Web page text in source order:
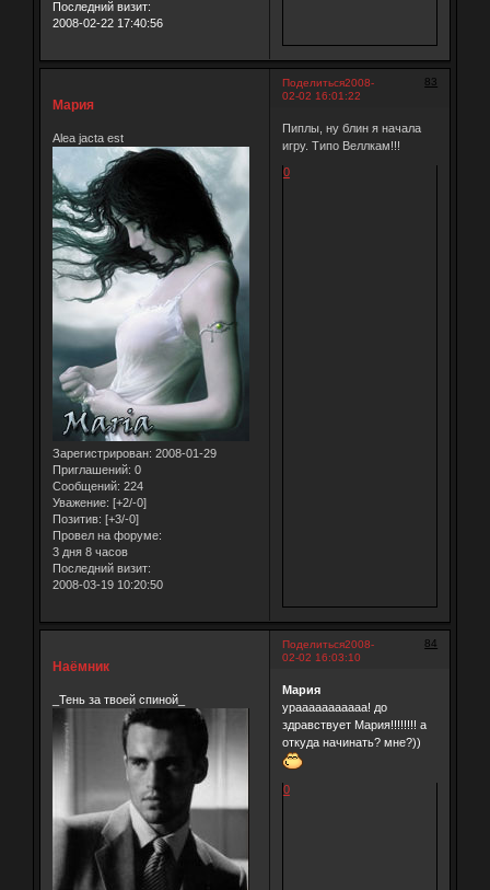
Последний визит:
2008-02-22 17:40:56
Поделиться 83
2008-
02-02 16:01:22
Мария
Alea jacta est
Зарегистрирован: 2008-01-29
Приглашений: 0
Сообщений: 224
Уважение: [+2/-0]
Позитив: [+3/-0]
Провел на форуме:
3 дня 8 часов
Последний визит:
2008-03-19 10:20:50
Пиплы, ну блин я начала
игру. Типо Веллкам!!!
0
Поделиться 84
2008-
02-02 16:03:10
Наёмник
_Тень за твоей спиной_
Мария
урааааааааааа! до
здравствует Мария!!!!!!!! а
откуда начинать? мне?))
0